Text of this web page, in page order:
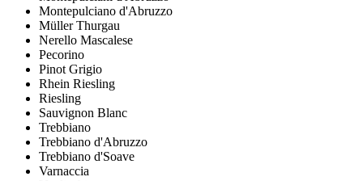
Montepulciano d'Abruzzo
Müller Thurgau
Nerello Mascalese
Pecorino
Pinot Grigio
Rhein Riesling
Riesling
Sauvignon Blanc
Trebbiano
Trebbiano d'Abruzzo
Trebbiano d'Soave
Varnaccia